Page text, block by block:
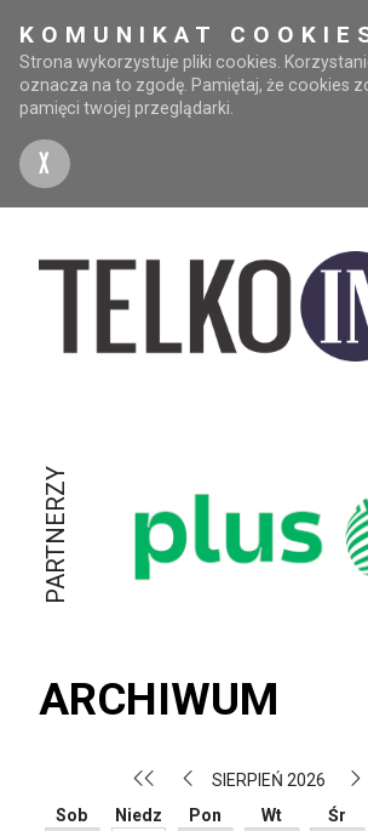
KOMUNIKAT
Strona wykorzystuje pliki cookies.
oznacza na to zgodę. Pamiętaj, że cookies
pamięci twojej przeglądarki.
X
PARTNERZY
ARCHIWUM
SIERPIEŃ 2026
Sob
Niedz Pon Wt Śr